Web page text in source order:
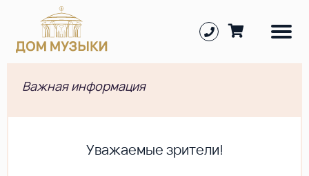
Важная информация
Уважаемые зрители!